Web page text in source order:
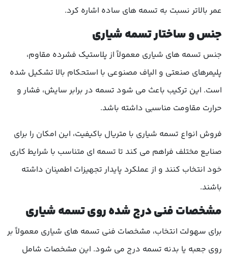
عمر بالاتر نسبت به تسمه های ساده اشاره کرد.
جنس و ساختار تسمه شیاری
جنس تسمه های شیاری معمولاً از پلاستیک فشرده مقاوم،
پلیمرهای صنعتی و الیاف مصنوعی با استحکام بالا تشکیل شده
است. این ترکیب باعث می شود تسمه در برابر سایش، فشار و
حرارت مقاومت مناسبی داشته باشد.
فروش انواع تسمه شیاری با متریال باکیفیت، این امکان را برای
صنایع مختلف فراهم می کند تا تسمه ای متناسب با شرایط کاری
خود انتخاب کنند و از عملکرد پایدار تجهیزات اطمینان داشته
باشند.
مشخصات فنی درج شده روی تسمه شیاری
برای سهولت انتخاب، مشخصات فنی تسمه های شیاری معمولاً بر
روی جعبه یا بدنه تسمه درج می شود. این مشخصات شامل